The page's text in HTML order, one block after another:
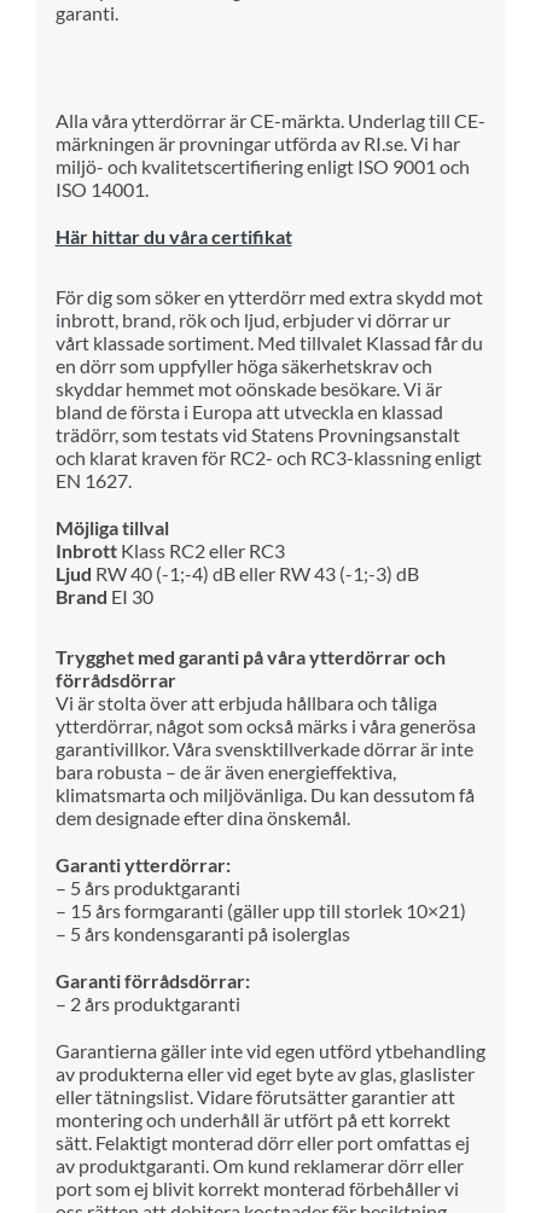
garanti.
Alla våra ytterdörrar är CE-märkta. Underlag till CE-
märkningen är provningar utförda av RI.se. Vi har
miljö- och kvalitetscertifiering enligt ISO 9001 och
ISO 14001.
Här hittar du våra certifikat
För dig som söker en ytterdörr med extra skydd mot
inbrott, brand, rök och ljud, erbjuder vi dörrar ur
vårt klassade sortiment. Med tillvalet Klassad får du
en dörr som uppfyller höga säkerhetskrav och
skyddar hemmet mot oönskade besökare.Vi är
bland de första i Europa att utveckla en klassad
trädörr, som testats vid Statens Provningsanstalt
och klarat kraven för RC2- och RC3-klassning enligt
EN 1627.
Möjliga tillval
InbrottKlass RC2 eller RC3
Ljud RW 40 (-1;-4) dB eller RW 43 (-1;-3) dB
Brand EI 30
Trygghet med garanti på våra ytterdörrar och
förrådsdörrar
Vi är stolta över att erbjuda hållbara och tåliga
ytterdörrar, något som också märks i våra generösa
garantivillkor. Våra svensktillverkade dörrar är inte
bara robusta – de är även energieffektiva,
klimatsmarta och miljövänliga. Du kan dessutom få
dem designade efter dina önskemål.
Garanti ytterdörrar:
– 5 års produktgaranti
– 15 års formgaranti (gäller upp till storlek 10×21)
– 5 års kondensgaranti på isolerglas
Garanti förrådsdörrar:
– 2 års produktgaranti
Garantierna gäller inte vid egen utförd ytbehandling
av produkterna eller vid eget byte av glas, glaslister
eller tätningslist. Vidare förutsätter garantier att
montering och underhåll är utfört på ett korrekt
sätt. Felaktigt monterad dörr eller port omfattas ej
av produktgaranti. Om kund reklamerar dörr eller
port som ej blivit korrekt monterad förbehåller vi